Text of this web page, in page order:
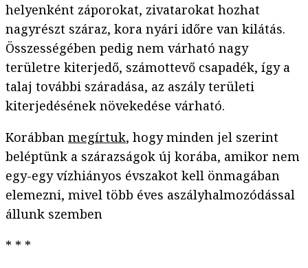
helyenként záporokat, zivatarokat hozhat
nagyrészt száraz, kora nyári időre van kilátás.
Összességében pedig nem várható nagy
területre kiterjedő, számottevő csapadék, így a
talaj további száradása, az aszály területi
kiterjedésének növekedése várható.
Korábban megírtuk, hogy minden jel szerint
beléptünk a szárazságok új korába, amikor nem
egy-egy vízhiányos évszakot kell önmagában
elemezni, mivel több éves aszályhalmozódással
állunk szemben
* * *